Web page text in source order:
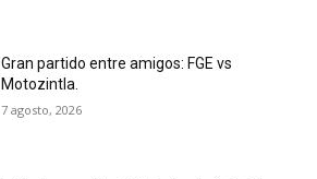
Gran partido entre amigos: FGE vs
Motozintla.
7 agosto, 2026